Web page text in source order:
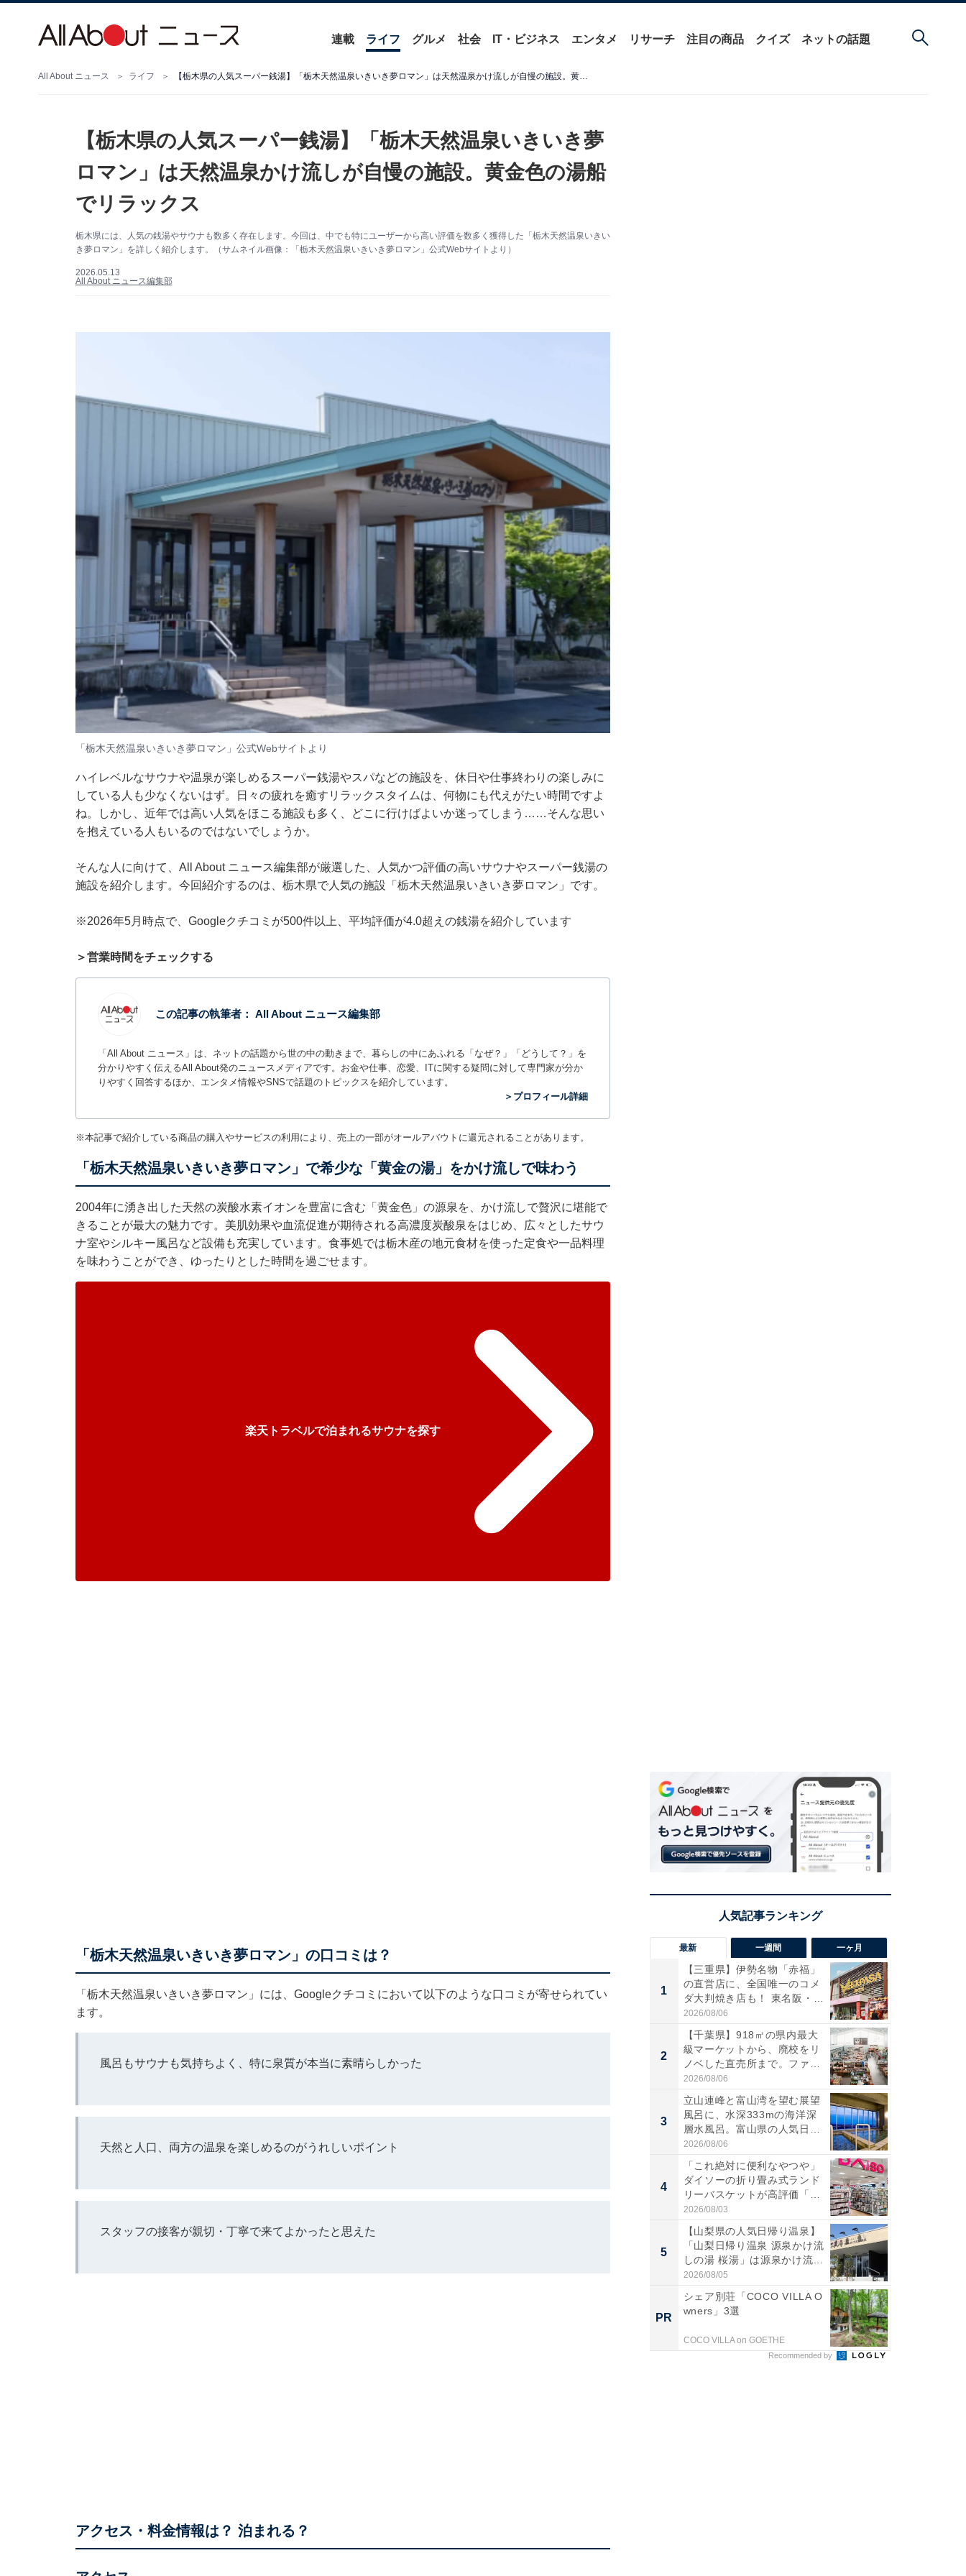
連載 ライフ グルメ 社会 IT・ビジネス エンタメ リサーチ 注目の商品 クイズ ネットの話題
All About ニュース ライフ 【栃木県の人気スーパー銭湯】「栃木天然温泉いきいき夢ロマン」は天然温泉かけ流しが自慢の施設。黄金色の湯船でリラックス
【栃木県の人気スーパー銭湯】「栃木天然温泉いきいき夢
ロマン」は天然温泉かけ流しが自慢の施設。黄金色の湯船
でリラックス
栃木県には、人気の銭湯やサウナも数多く存在します。今回は、中でも特にユーザーから高い評価を数多く獲得した「栃木天然温泉いきい
き夢ロマン」を詳しく紹介します。（サムネイル画像：「栃木天然温泉いきいき夢ロマン」公式Webサイトより）
2026.05.13
All About ニュース編集部
「栃木天然温泉いきいき夢ロマン」公式Webサイトより
ハイレベルなサウナや温泉が楽しめるスーパー銭湯やスパなどの施設を、休日や仕事終わりの楽しみに
している人も少なくないはず。日々の疲れを癒すリラックスタイムは、何物にも代えがたい時間ですよ
ね。しかし、近年では高い人気をほこる施設も多く、どこに行けばよいか迷ってしまう……そんな思い
を抱えている人もいるのではないでしょうか。
そんな人に向けて、All About ニュース編集部が厳選した、人気かつ評価の高いサウナやスーパー銭湯の
施設を紹介します。今回紹介するのは、栃木県で人気の施設「栃木天然温泉いきいき夢ロマン」です。
※2026年5月時点で、Googleクチコミが500件以上、平均評価が4.0超えの銭湯を紹介しています
＞営業時間をチェックする
この記事の執筆者： All About ニュース編集部
「All About ニュース」は、ネットの話題から世の中の動きまで、暮らしの中にあふれる「なぜ？」「どうして？」を
分かりやすく伝えるAll About発のニュースメディアです。お金や仕事、恋愛、ITに関する疑問に対して専門家が分か
りやすく回答するほか、エンタメ情報やSNSで話題のトピックスを紹介しています。
＞プロフィール詳細
※本記事で紹介している商品の購入やサービスの利用により、売上の一部がオールアバウトに還元されることがあります。
「栃木天然温泉いきいき夢ロマン」で希少な「黄金の湯」をかけ流しで味わう
2004年に湧き出した天然の炭酸水素イオンを豊富に含む「黄金色」の源泉を、かけ流しで贅沢に堪能で
きることが最大の魅力です。美肌効果や血流促進が期待される高濃度炭酸泉をはじめ、広々としたサウ
ナ室やシルキー風呂など設備も充実しています。食事処では栃木産の地元食材を使った定食や一品料理
を味わうことができ、ゆったりとした時間を過ごせます。
楽天トラベルで泊まれるサウナを探す
「栃木天然温泉いきいき夢ロマン」の口コミは？
「栃木天然温泉いきいき夢ロマン」には、Googleクチコミにおいて以下のような口コミが寄せられてい
ます。
風呂もサウナも気持ちよく、特に泉質が本当に素晴らしかった
天然と人口、両方の温泉を楽しめるのがうれしいポイント
スタッフの接客が親切・丁寧で来てよかったと思えた
アクセス・料金情報は？ 泊まれる？
最新 一週間 一ヶ月
1
【三重県】伊勢名物「赤福」
の直営店に、全国唯一のコメ
ダ大判焼き店も！ 東名阪・
伊...
2026/08/06
2
【千葉県】918㎡の県内最大
級マーケットから、廃校をリ
ノベした直売所まで。ファ
ー...
2026/08/06
3
立山連峰と富山湾を望む展望
風呂に、水深333mの海洋深
層水風呂。富山県の人気日
帰...
2026/08/06
4
「これ絶対に便利なやつや」
ダイソーの折り畳み式ランド
リーバスケットが高評価「使
わ...
2026/08/03
5
【山梨県の人気日帰り温泉】
「山梨日帰り温泉 源泉かけ流
しの湯 桜湯」は源泉かけ流...
2026/08/05
PR
シェア別荘「COCO VILLA O
wners」3選
COCO VILLA on GOETHE
Recommended by